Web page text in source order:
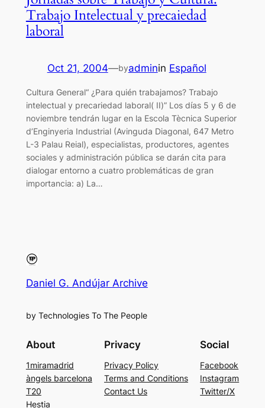
Trabajo Intelectual y precaiedad
laboral
Oct 21, 2004—byadminin Español
Cultura General“ ¿Para quién trabajamos? Trabajo
intelectual y precariedad laboral( II)” Los días 5 y 6 de
noviembre tendrán lugar en la Escola Tècnica Superior
d’Enginyeria Industrial (Avinguda Diagonal, 647 Metro
L-3 Palau Reial), especialistas, productores, agentes
sociales y administración pública se darán cita para
dialogar entorno a cuatro problemáticas de gran
importancia: a) La…
Daniel G. Andújar Archive
by Technologies To The People
About
1miramadrid
àngels barcelona
T20
Hestia
Privacy
Privacy Policy
Terms and Conditions
Contact Us
Social
Facebook
Instagram
Twitter/X